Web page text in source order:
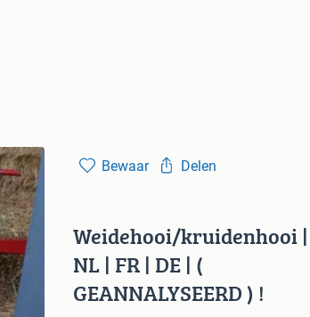
Bewaar Delen
Weidehooi/kruidenhooi |
NL | FR | DE | (
GEANNALYSEERD ) !